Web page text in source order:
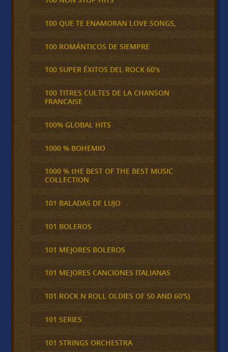
100 QUE TE ENAMORAN LOVE SONGS,
100 ROMÁNTICOS DE SIEMPRE
100 SUPER ÉXITOS DEL ROCK 60's
100 TITRES CULTES DE LA CHANSON
FRANCAISE
100% GLOBAL HITS
1000 % BOHEMIO
1000 % tHE BEST OF THE BEST MUSIC
COLLECTION
101 BALADAS DE LUJO
101 BOLEROS
101 MEJORES BOLEROS
101 MEJORES CANCIONES ITALIANAS
101 ROCK N ROLL OLDIES OF 50 AND 60'S}
101 SERIES
101 STRINGS ORCHESTRA